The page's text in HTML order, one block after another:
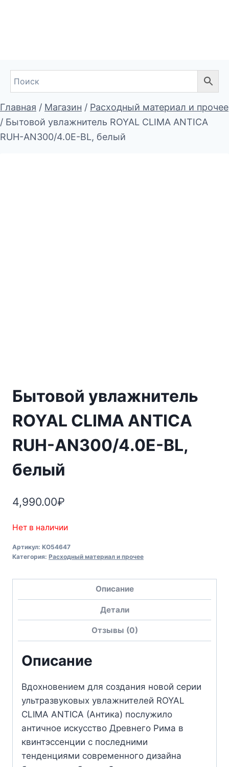
Главная / Магазин / Расходный материал и прочее
/ Бытовой увлажнитель ROYAL CLIMA ANTICA
RUH-AN300/4.0E-BL, белый
Бытовой увлажнитель
ROYAL CLIMA ANTICA
RUH-AN300/4.0E-BL,
белый
4,990.00₽
Нет в наличии
Артикул: KO54647
Категория: Расходный материал и прочее
Описание
Детали
Отзывы (0)
Описание
Вдохновением для создания новой серии
ультразвуковых увлажнителей ROYAL
CLIMA ANTICA (Антика) послужило
античное искусство Древнего Рима в
квинтэссенции с последними
тенденциями современного дизайна